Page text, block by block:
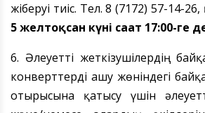
жіберуі тиіс. Тел. 8 (7172) 57-14-
5 желтоқсан күні сағат 17:00-ге
6. Әлеуетті жеткізушілердің
конверттерді ашу жөніндегі
отырысына қатысу үшін